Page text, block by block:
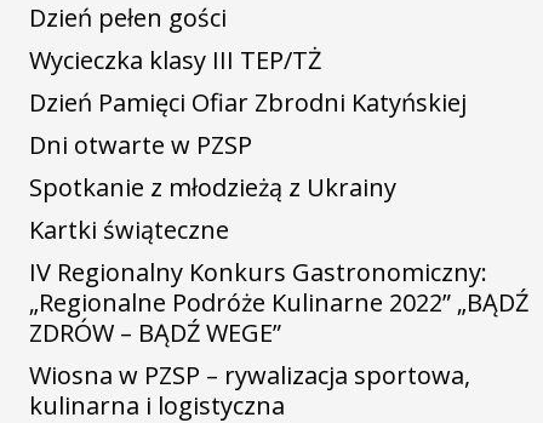
Dzień pełen gości
Wycieczka klasy III TEP/TŻ
Dzień Pamięci Ofiar Zbrodni Katyńskiej
Dni otwarte w PZSP
Spotkanie z młodzieżą z Ukrainy
Kartki świąteczne
IV Regionalny Konkurs Gastronomiczny:
„Regionalne Podróże Kulinarne 2022” „BĄDŹ
ZDRÓW – BĄDŹ WEGE”
Wiosna w PZSP – rywalizacja sportowa,
kulinarna i logistyczna